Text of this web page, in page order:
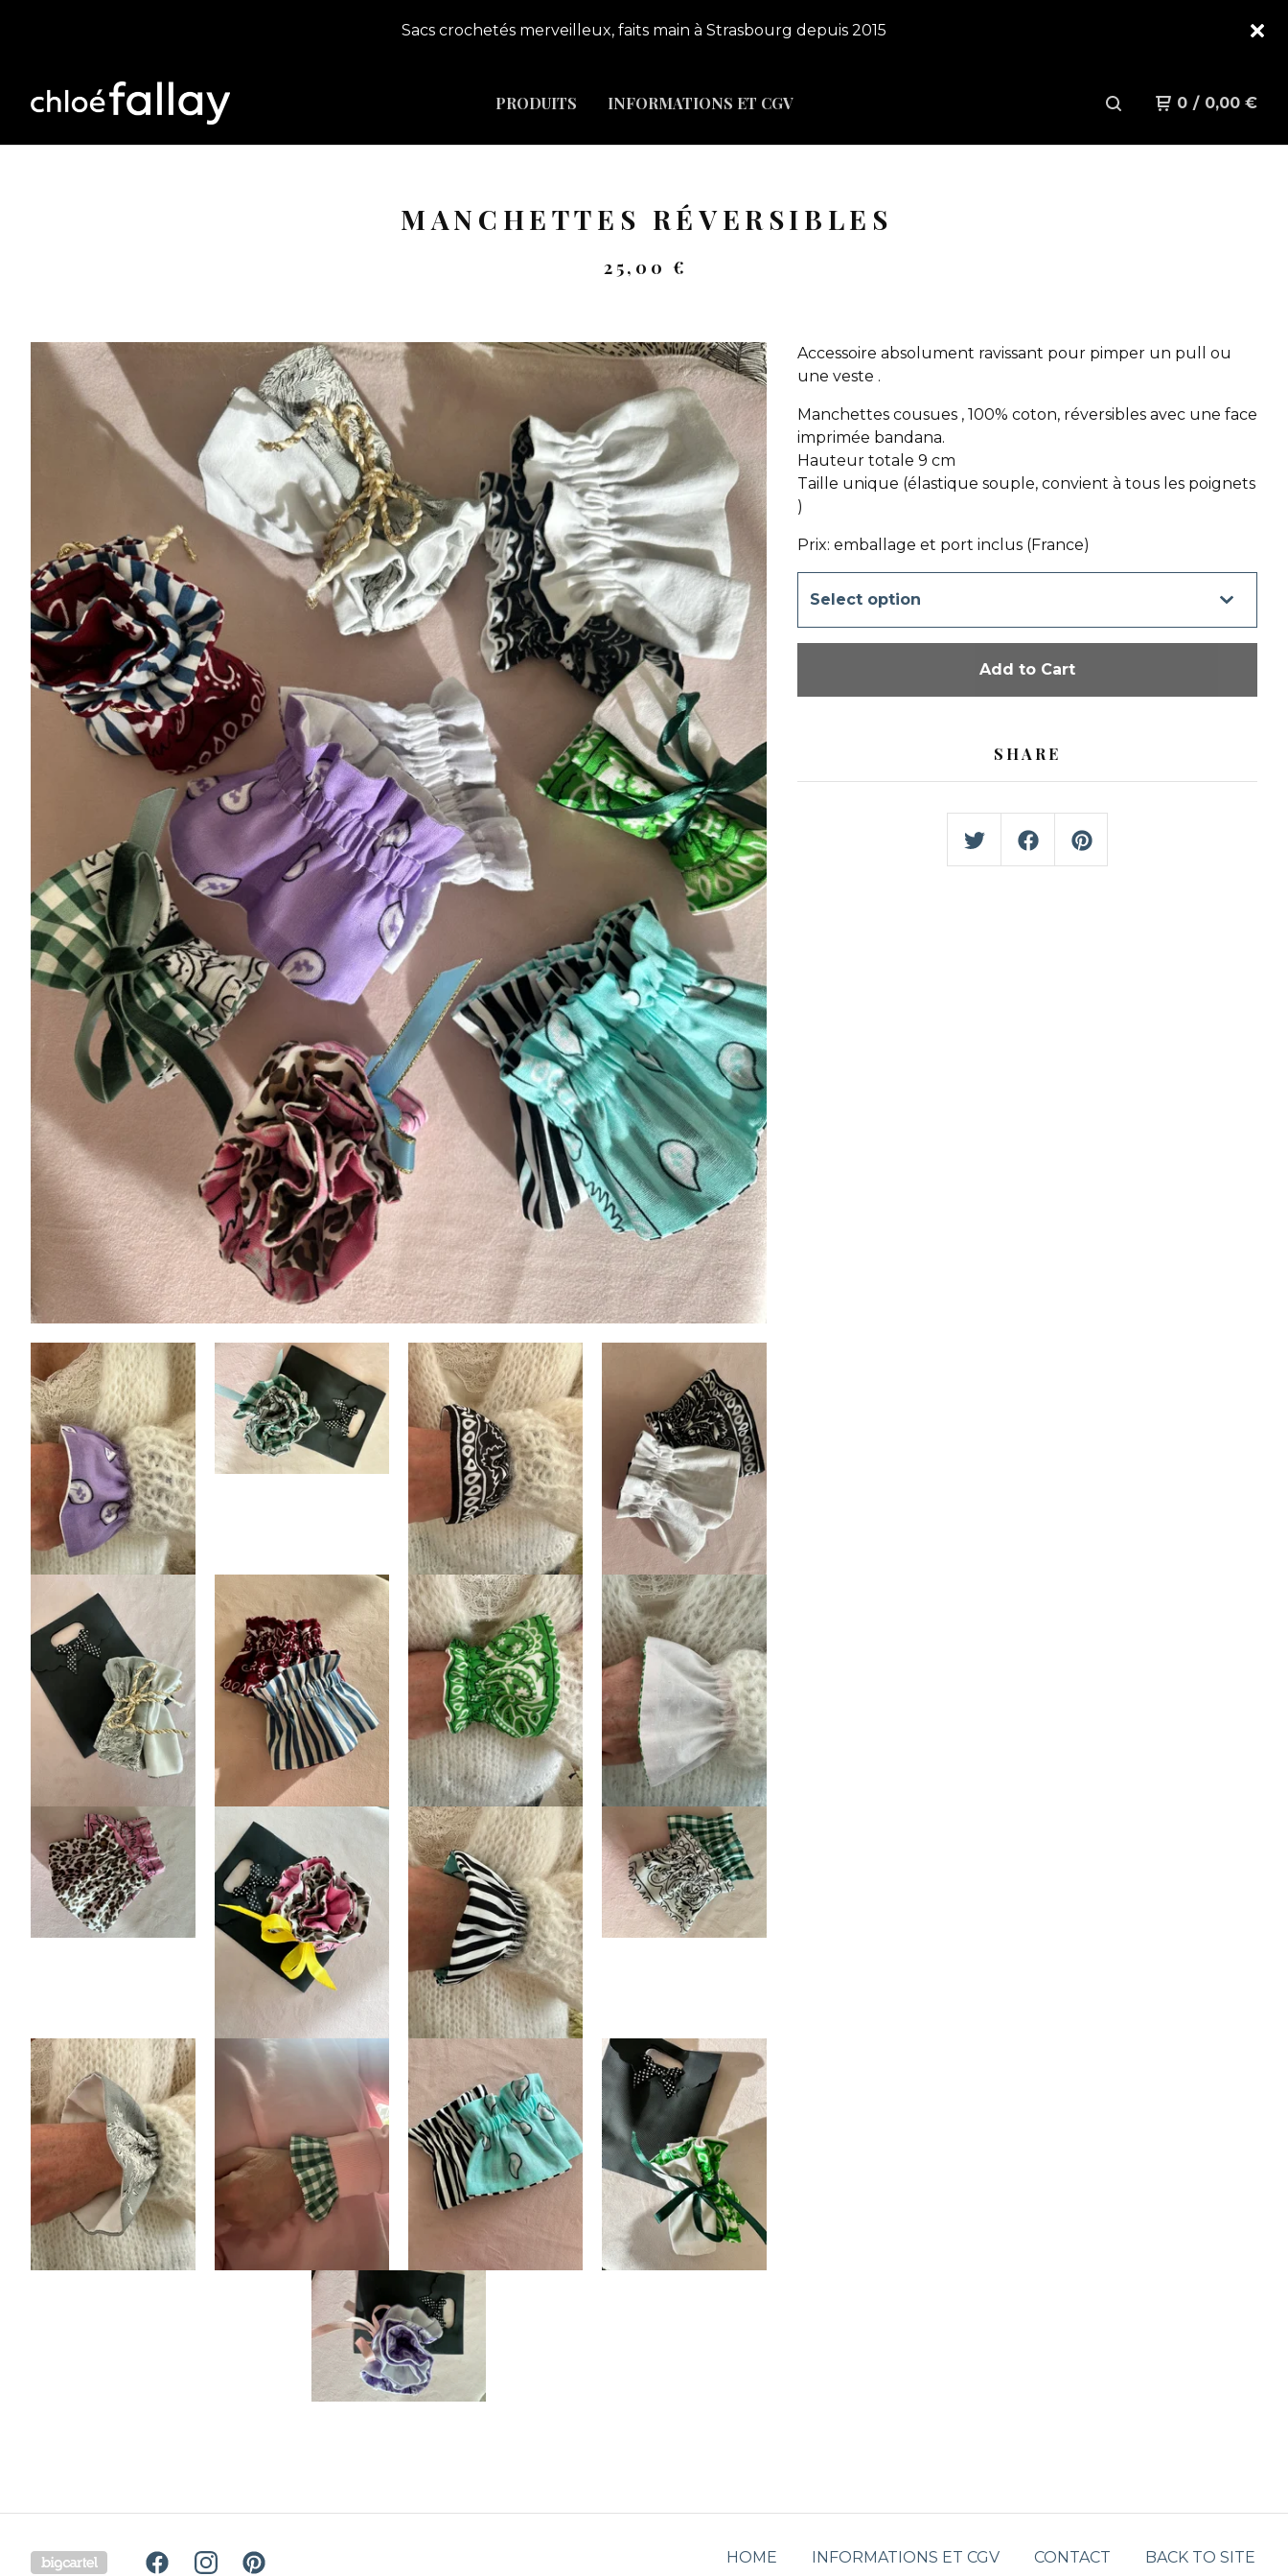
Sacs crochetés merveilleux, faits main à Strasbourg depuis 2015
PRODUITS INFORMATIONS ET CGV 0 / 0,00 €
MANCHETTES RÉVERSIBLES
25,00 €
Accessoire absolument ravissant pour pimper un pull ou
une veste .
Manchettes cousues , 100% coton, réversibles avec une face
imprimée bandana.
Hauteur totale 9 cm
Taille unique (élastique souple, convient à tous les poignets
)
Prix: emballage et port inclus (France)
Add to Cart
SHARE
HOME INFORMATIONS ET CGV CONTACT BACK TO SITE
Powered by Big Cartel